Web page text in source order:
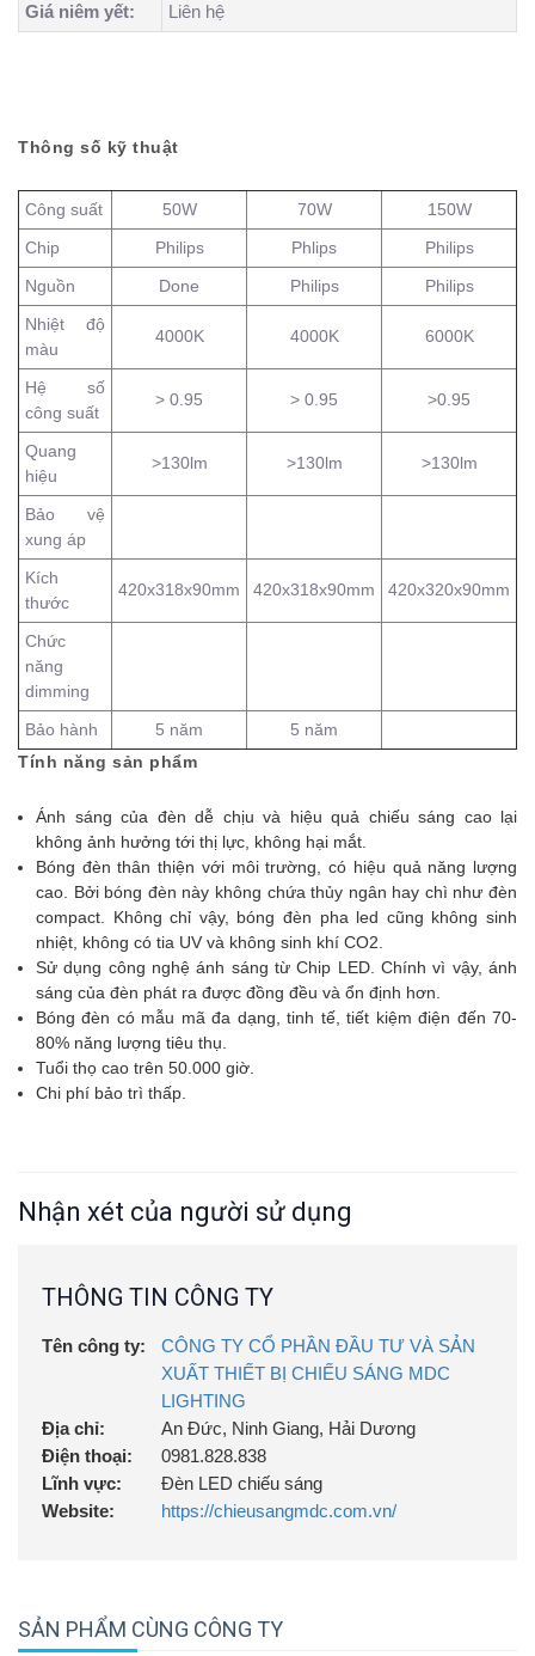
Giá niêm yết:
Liên hệ
Thông số kỹ thuật
Công suất 50W 70W
150W
Chip
Philips Phlips
Philips
Nguồn
Done Philips
Philips
Nhiệt độ
màu
4000K 4000K 6000K
Hệ số
công suất
> 0.95 > 0.95 >0.95
Quang
hiệu
>130lm >130lm >130lm
Bảo vệ
xung áp
Kích
thước
420x318x90mm 420x318x90mm 420x320x90mm
Chức
năng
dimming
Bảo hành
5 năm
5 năm
Tính năng sản phẩm
Ánh sáng của đèn dễ chịu và hiệu quả chiếu sáng cao lại
không ảnh hưởng tới thị lực, không hại mắt.
Bóng đèn thân thiện với môi trường, có hiệu quả năng lượng
cao. Bởi bóng đèn này không chứa thủy ngân hay chì như đèn
compact. Không chỉ vậy, bóng đèn pha led cũng không sinh
nhiệt, không có tia UV và không sinh khí CO2.
Sử dụng công nghệ ánh sáng từ Chip LED. Chính vì vậy, ánh
sáng của đèn phát ra được đồng đều và ổn định hơn.
Bóng đèn có mẫu mã đa dạng, tinh tế, tiết kiệm điện đến 70-
80% năng lượng tiêu thụ.
Tuổi thọ cao trên 50.000 giờ.
Chi phí bảo trì thấp.
Nhận xét của người sử dụng
THÔNG TIN CÔNG TY
Tên công ty:
CÔNG TY CỔ PHẦN ĐẦU TƯ VÀ SẢN
XUẤT THIẾT BỊ CHIẾU SÁNG MDC
LIGHTING
Địa chỉ:
An Đức, Ninh Giang, Hải Dương
Điện thoại:
0981.828.838
Lĩnh vực:
Đèn LED chiếu sáng
Website:
https://chieusangmdc.com.vn/
SẢN PHẨM CÙNG CÔNG TY